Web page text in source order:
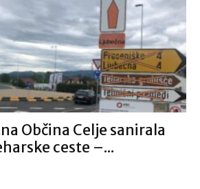
Občina Celje sanirala
ceste –...